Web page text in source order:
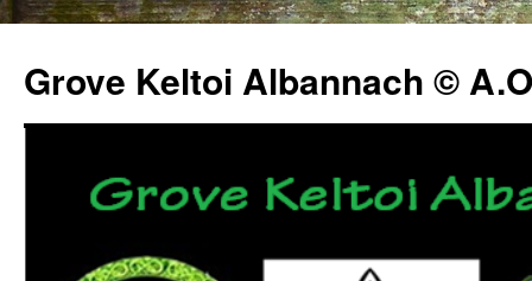
Grove Keltoi Albannach ©